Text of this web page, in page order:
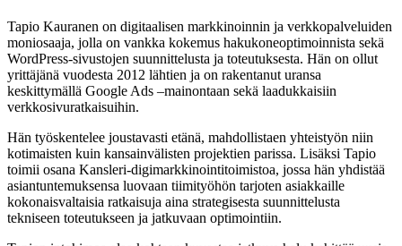
Tapio Kauranen on digitaalisen markkinoinnin ja verkkopalveluiden
moniosaaja, jolla on vankka kokemus hakukoneoptimoinnista sekä
WordPress-sivustojen suunnittelusta ja toteutuksesta. Hän on ollut
yrittäjänä vuodesta 2012 lähtien ja on rakentanut uransa
keskittymällä Google Ads –mainontaan sekä laadukkaisiin
verkkosivuratkaisuihin.
Hän työskentelee joustavasti etänä, mahdollistaen yhteistyön niin
kotimaisten kuin kansainvälisten projektien parissa. Lisäksi Tapio
toimii osana Kansleri-digimarkkinointitoimistoa, jossa hän yhdistää
asiantuntemuksensa luovaan tiimityöhön tarjoten asiakkaille
kokonaisvaltaisia ratkaisuja aina strategisesta suunnittelusta
tekniseen toteutukseen ja jatkuvaan optimointiin.